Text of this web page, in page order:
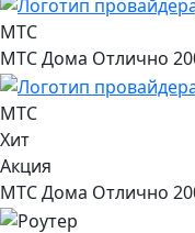
МТС
МТС Дома Отлично
МТС
Хит
Акция
МТС Дома Отлично